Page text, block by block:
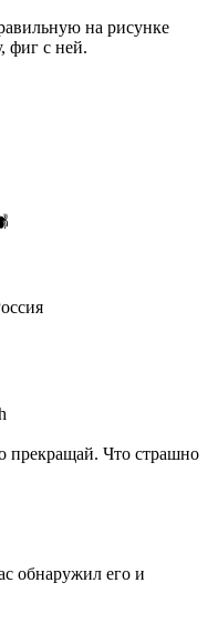
на рисунке
фиг с ней.
прекращай. Что страшно
обнаружил его и